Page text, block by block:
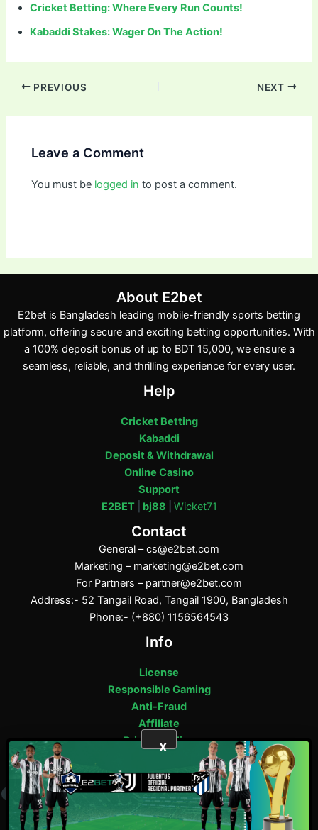
Cricket Betting: Where Every Run Counts!
Kabaddi Stakes: Wager On The Action!
PREVIOUS NEXT
Leave a Comment
You must be logged in to post a comment.
About E2bet
E2bet is Bangladesh leading mobile-friendly sports betting
platform, offering secure and exciting betting opportunities. With
a 100% deposit bonus of up to BDT 15,000, we ensure a
seamless, reliable, and thrilling experience for every user.
Help
Cricket Betting
Kabaddi
Deposit & Withdrawal
Online Casino
Support
E2BET| bj88 Wicket71
Contact
General –cs@e2bet.com
Marketing – marketing@e2bet.com
For Partners – partner@e2bet.com
Address:- 52 Tangail Road, Tangail 1900, Bangladesh
Phone:- (+880) 1156564543
Info
License
Responsible Gaming
Anti-Fraud
Affiliate
Privacy Policy
E2bet Copyright © 2025
X